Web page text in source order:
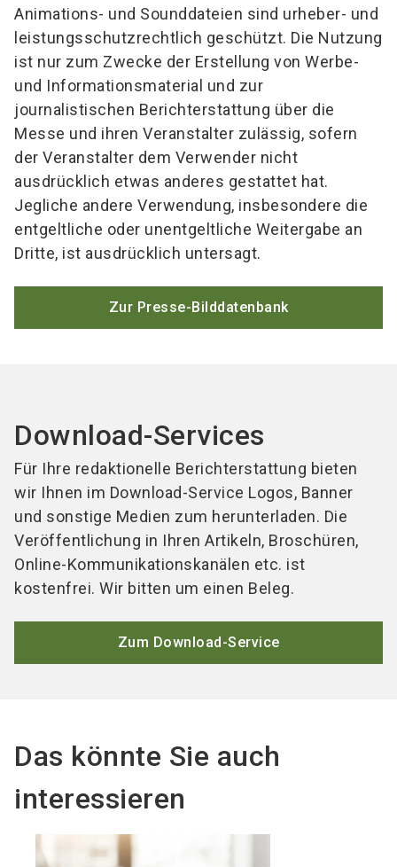
Animations- und Sounddateien sind urheber- und
leistungsschutzrechtlich geschützt. Die Nutzung
ist nur zum Zwecke der Erstellung von Werbe-
und Informationsmaterial und zur
journalistischen Berichterstattung über die
Messe und ihren Veranstalter zulässig, sofern
der Veranstalter dem Verwender nicht
ausdrücklich etwas anderes gestattet hat.
Jegliche andere Verwendung, insbesondere die
entgeltliche oder unentgeltliche Weitergabe an
Dritte, ist ausdrücklich untersagt.
Zur Presse-Bilddatenbank
Download-Services
Für Ihre redaktionelle Berichterstattung bieten
wir Ihnen im Download-Service Logos, Banner
und sonstige Medien zum herunterladen. Die
Veröffentlichung in Ihren Artikeln, Broschüren,
Online-Kommunikationskanälen etc. ist
kostenfrei. Wir bitten um einen Beleg.
Zum Download-Service
Das könnte Sie auch
interessieren